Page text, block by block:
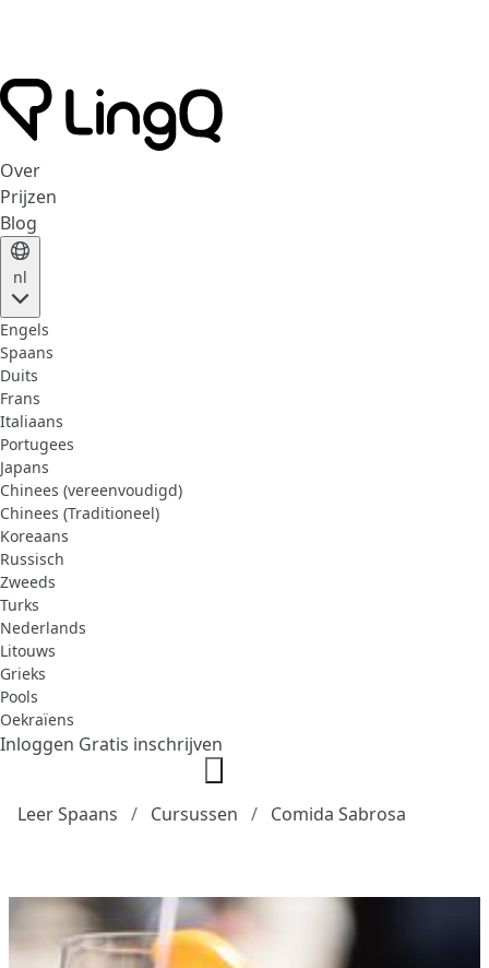
Over
Prijzen
Blog
nl
Engels
Spaans
Duits
Frans
Italiaans
Portugees
Japans
Chinees (vereenvoudigd)
Chinees (Traditioneel)
Koreaans
Russisch
Zweeds
Turks
Nederlands
Litouws
Grieks
Pools
Oekraïens
Inloggen Gratis inschrijven
Leer Spaans Cursussen Comida Sabrosa